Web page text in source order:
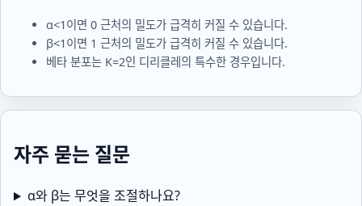
α<1 이면 0 근처의 밀도가 급격히 커질 수 있습니다.
β<1 이면 1 근처의 밀도가 급격히 커질 수 있습니다.
베타 분포는 K=2인 디리클레의 특수한 경우입니다.
자주 묻는 질문
α와 β는 무엇을 조절하나요?